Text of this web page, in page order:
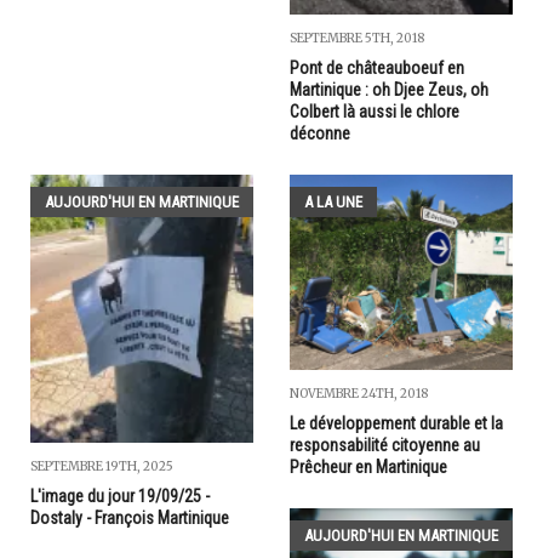
SEPTEMBRE 5TH, 2018
Pont de châteauboeuf en
Martinique : oh Djee Zeus, oh
Colbert là aussi le chlore
déconne
AUJOURD'HUI EN MARTINIQUE
SEPTEMBRE 19TH, 2025
L'image du jour 19/09/25 -
Dostaly - François Martinique
A LA UNE
NOVEMBRE 24TH, 2018
Le développement durable et la
responsabilité citoyenne au
Prêcheur en Martinique
AUJOURD'HUI EN MARTINIQUE